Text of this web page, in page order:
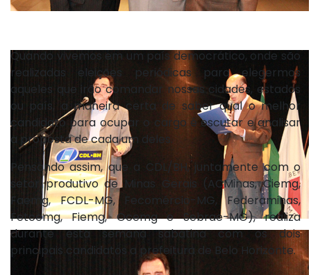
Quando vivemos em um país democrático, onde são
realizadas eleições periódicas para elegermos
aqueles que irão comandar nossas cidades, estados
ou país, a maneira certa de saber qual o melhor
candidato para ocupar o cargo é escutar e analisar
a proposta de cada um deles.
Pensando assim, que a CDL/BH, juntamente com o
setor produtivo de Minas Gerais (ACMinas, Ciemg,
Faemg, FCDL-MG, Fecomércio-MG, Federaminas,
Fetcemg, Fiemg, Ocemg e Sebrae-MG), realiza
durante esta semana sabatina com os dois
principais candidatos a prefeitura de Belo Horizonte.